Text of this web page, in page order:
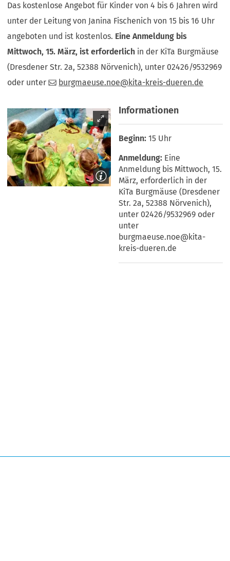
Das kostenlose Angebot für Kinder von 4 bis 6 Jahren wird
unter der Leitung von Janina Fischenich von 15 bis 16 Uhr
angeboten und ist kostenlos. Eine Anmeldung bis
Mittwoch, 15. März, ist erforderlich in der KiTa Burgmäuse
(Dresdener Str. 2a, 52388 Nörvenich), unter 02426/9532969
oder unter
burgmaeuse.noe kita-kreis-dueren de
Informationen
15 Uhr
Eine
Anmeldung bis Mittwoch, 15.
März, erforderlich in der
KiTa Burgmäuse (Dresdener
Str. 2a, 52388 Nörvenich),
unter 02426/9532969 oder
unter
burgmaeuse.noe@kita-
kreis-dueren.de